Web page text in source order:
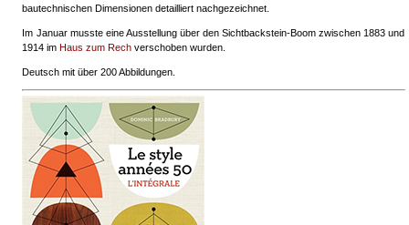
bautechnischen Dimensionen detailliert nach­gezeichnet.
Im Januar musste eine Ausstellung über den Sichtbackstein-Boom zwischen 1883 und
1914 imHaus zum Rech verschoben wurden.
Deutsch mit über 200 Abbildungen.